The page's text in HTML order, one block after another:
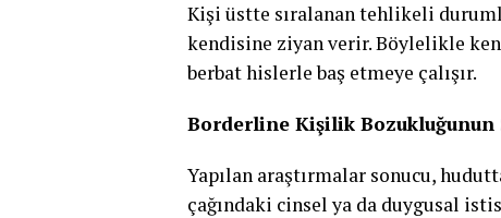
Kişi üstte sıralanan tehlikeli
kendisine ziyan verir. Böylelikle
berbat hislerle baş etmeye çalışır.
Borderline Kişilik Bozukluğunun
Yapılan araştırmalar sonucu,
çağındaki cinsel ya da duygusal